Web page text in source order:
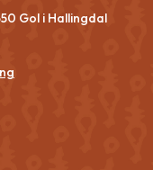
Gol i Hallingdal